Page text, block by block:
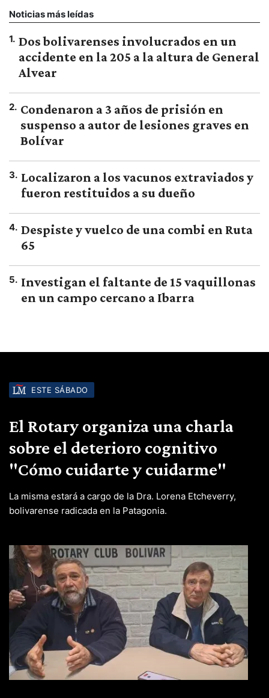
Noticias más leídas
1. Dos bolivarenses involucrados en un
accidente en la 205 a la altura de General
Alvear
2. Condenaron a 3 años de prisión en
suspenso a autor de lesiones graves en
Bolívar
3. Localizaron a los vacunos extraviados y
fueron restituidos a su dueño
4. Despiste y vuelco de una combi en Ruta
65
5. Investigan el faltante de 15 vaquillonas
en un campo cercano a Ibarra
ESTE SÁBADO
El Rotary organiza una charla
sobre el deterioro cognitivo
"Cómo cuidarte y cuidarme"
La misma estará a cargo de la Dra. Lorena Etcheverry,
bolivarense radicada en la Patagonia.